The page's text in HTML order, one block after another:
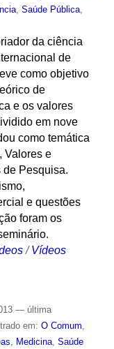
, Saúde Pública,
da ciência
de
como objetivo
de
e os valores
em nove
como temática
Valores e
de Pesquisa.
e questões
foram os
/ Vídeos
— última
em: O Comum,
, Medicina, Saúde